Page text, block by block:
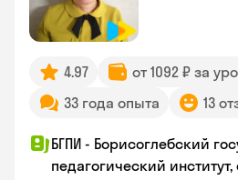
4.97
от 1092 ₽ за
33 года опыта
13
БГПИ - Борисоглебский
педагогический институт,